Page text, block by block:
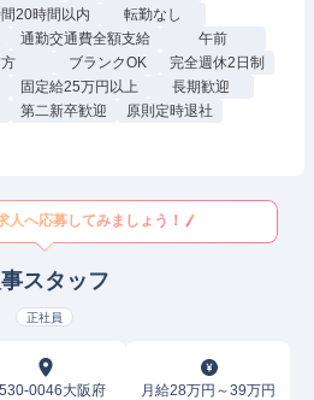
20時間以内
転勤なし
通勤交通費全額支給
午前
ブランクOK
完全週休2日制
固定給25万円以上
長期歓迎
第二新卒歓迎
原則定時退社
人へ応募してみましょう！
スタッフ
正社員
0046大阪府
月給28万円～39万円